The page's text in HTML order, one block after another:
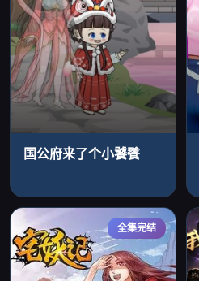
国公府来了个小饕餮
全集完结